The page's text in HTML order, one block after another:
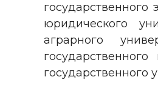
государственного
юридического
аграрного
государственного